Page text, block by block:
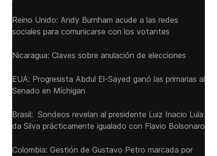
Reino Unido: Andy ‌Burnham acude a las redes
sociales para comunicarse con los votantes
Nicaragua: Claves sobre anulación de elecciones
EUA: Progresista Abdul El-Sayed ganó las primarias al
Senado ‌en Míchigan
Brasil: Sondeos revelan al presidente Luiz Inacio Lula
da Silva prácticamente igualado con Flavio Bolsonaro
Colombia: Gestión de Gustavo Petro marcada por